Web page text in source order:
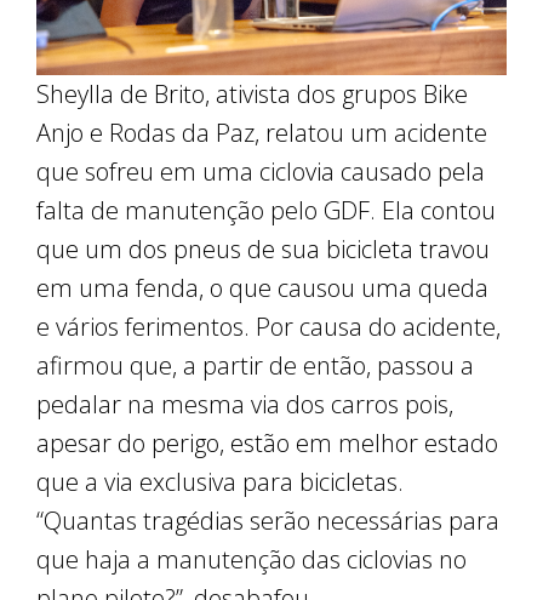
Sheylla de Brito, ativista dos grupos Bike
Anjo e Rodas da Paz, relatou um acidente
que sofreu em uma ciclovia causado pela
falta de manutenção pelo GDF. Ela contou
que um dos pneus de sua bicicleta travou
em uma fenda, o que causou uma queda
e vários ferimentos. Por causa do acidente,
afirmou que, a partir de então, passou a
pedalar na mesma via dos carros pois,
apesar do perigo, estão em melhor estado
que a via exclusiva para bicicletas.
“Quantas tragédias serão necessárias para
que haja a manutenção das ciclovias no